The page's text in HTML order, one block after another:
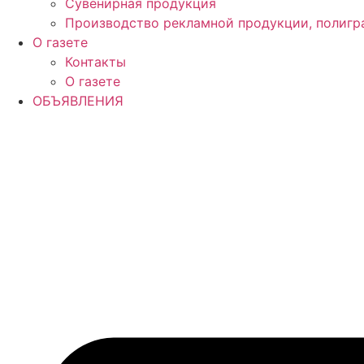
Производство рекламной продукции,
О газете
Контакты
О газете
ОБЪЯВЛЕНИЯ